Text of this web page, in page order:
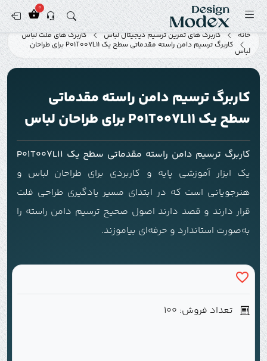
0
خانه کاربرگ های تمرین ترسیم دیجیتال لباس
کاربرگ های فلت لباس
کاربرگ ترسیم دامن راسته مقدماتی سطح یک P01T007L11 برای طراحان
لباس
کاربرگ ترسیم دامن راسته مقدماتی
سطح یک P01T007L11 برای طراحان لباس
کاربرگ ترسیم دامن راسته مقدماتی سطح یک P01T007L11
یک ابزار آموزشی پایه و کاربردی برای طراحان لباس و
هنرجویانی است که در ابتدای مسیر یادگیری طراحی فلت
قرار دارند و قصد دارند اصول صحیح ترسیم دامن راسته را
به‌صورت استاندارد و حرفه‌ای بیاموزند.
تعداد فروش: 100